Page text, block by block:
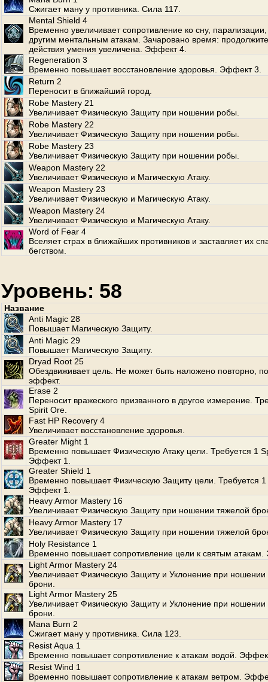
Сжигает ману у противника. Сила 117.
Mental Shield 4
Временно увеличивает сопротивление ко сну, парализации,
другим ментальным атакам. Зачаровано время:
действия умения увеличена. Эффект 4.
Regeneration 3
Временно повышает восстановление здоровья. Эффект 3.
Return 2
Переносит в ближайший город.
Robe Mastery 21
Увеличивает Физическую Защиту при ношении робы.
Robe Mastery 22
Увеличивает Физическую Защиту при ношении робы.
Robe Mastery 23
Увеличивает Физическую Защиту при ношении робы.
Weapon Mastery 22
Увеличивает Физическую и Магическую Атаку.
Weapon Mastery 23
Увеличивает Физическую и Магическую Атаку.
Weapon Mastery 24
Увеличивает Физическую и Магическую Атаку.
Word of Fear 4
Вселяет страх в ближайших противников и заставляет их
бегством.
Уровень: 58
Название
Anti Magic 28
Повышает Магическую Защиту.
Anti Magic 29
Повышает Магическую Защиту.
Dryad Root 25
Обездвиживает цель. Не может быть наложено повторно,
эффект.
Erase 2
Переносит вражеского призванного в другое измерение.
Spirit Ore.
Fast HP Recovery 4
Увеличивает восстановление здоровья.
Greater Might 1
Временно повышает Физическую Атаку цели. Требуется 1
Эффект 1.
Greater Shield 1
Временно повышает Физическую Защиту цели. Требуется
Эффект 1.
Heavy Armor Mastery 16
Увеличивает Физическую Защиту при ношении тяжелой
Heavy Armor Mastery 17
Увеличивает Физическую Защиту при ношении тяжелой
Holy Resistance 1
Временно повышает сопротивление цели к святым
Light Armor Mastery 24
Увеличивает Физическую Защиту и Уклонение при ношении
брони.
Light Armor Mastery 25
Увеличивает Физическую Защиту и Уклонение при ношении
брони.
Mana Burn 2
Сжигает ману у противника. Сила 123.
Resist Aqua 1
Временно повышает сопротивление к атакам водой.
Resist Wind 1
Временно повышает сопротивление к атакам ветром.